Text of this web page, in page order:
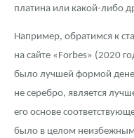
Ювелирные изделия
Золотая карманная галерея
Положение по обработке и
платина или какой-либо
Например, обратимся к
на сайте «Forbes» (2020
было лучшей формой
не серебро, является
его основе
было в целом